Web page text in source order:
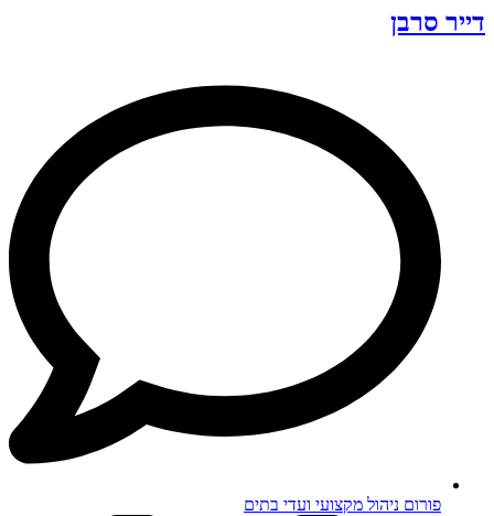
דייר סרבן
פורום ניהול מקצועי ועדי בתים